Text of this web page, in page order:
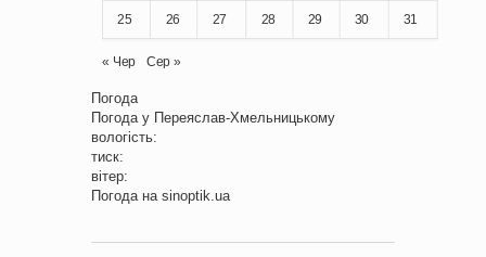
25 26 27 28 29 30 31
« Чер Сер »
Погода
Погода у Переяслав-Хмельницькому
вологість:
тиск:
вітер:
Погода на sinoptik.ua